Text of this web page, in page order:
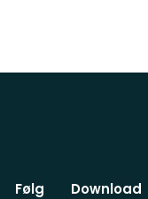
Følg
Download